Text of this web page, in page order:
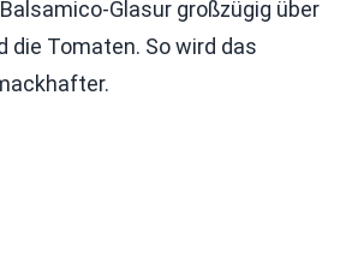
Glasur großzügig über
die Tomaten. So wird das